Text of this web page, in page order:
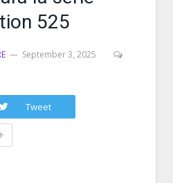
525
September 3, 2025
Tweet